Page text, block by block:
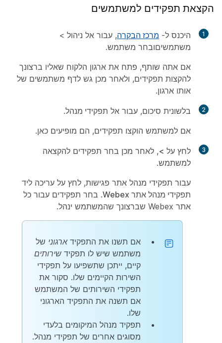
הקצאת תפקידים למשתמשים
1 היכנס ל- מרכז הבקרה, עבור אל ניהול >
משתמשיםובחר משתמש.
אם אתה שותף, פתח את ארגון הלקוח שאליו ברצונך
להקצות תפקידים, ולאחר מכן גש לדף משתמשים של
אותו ארגון.
2 בלשונית סיכום, עבור אל תפקידי מנהל.
אם למשתמש הוקצו תפקידים, הם מופיעים כאן.
3 לחץ על >, לאחר מכן בחר תפקידים להקצאה
למשתמש.
עבור תפקידי מנהל אתר פגישות, לחץ על עריכה ליד
תפקידי מנהל אתר Webex
. בחר תפקידים עבור כל
אתר Webex שברצונך שהמשתמש ינהל.
אם תשנו את התפקידארגוני של
משתמש שיש לו תפקיד שירותים
קיים, ייתכן שתשפיעו על תפקידי
השירות הקיימים שלו. סקור את
תפקידי השירותים של המשתמש
אם תשנה את התפקיד הארגוני
שלו.
תפקיד מנהל המיקומים בלעדי
מסוגים אחרים של תפקידי מנהל.